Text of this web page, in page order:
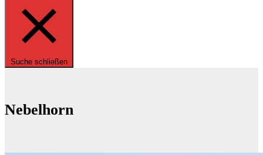
Suche schließen
Nebelhorn